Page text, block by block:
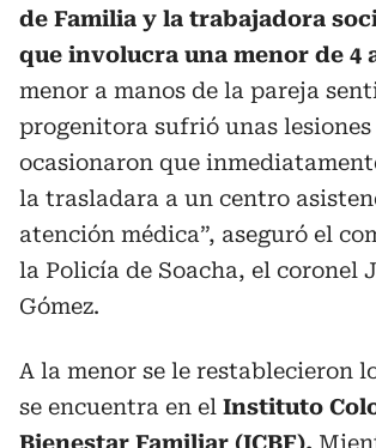
de Familia y la trabajadora
que involucra una menor de 4
menor a manos de la pareja
progenitora sufrió unas lesiones
ocasionaron que
la trasladara a un centro
atención médica”, aseguró el
la Policía de Soacha, el coronel
Gómez.
A la menor se le restablecieron
se encuentra en el Instituto
Bienestar Familiar (ICBF).